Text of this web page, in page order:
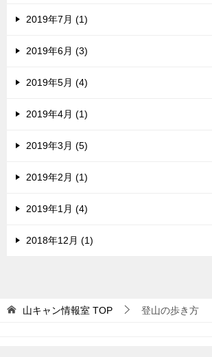
2019年7月 (1)
2019年6月 (3)
2019年5月 (4)
2019年4月 (1)
2019年3月 (5)
2019年2月 (1)
2019年1月 (4)
2018年12月 (1)
山キャン情報室 TOP 登山の歩き方